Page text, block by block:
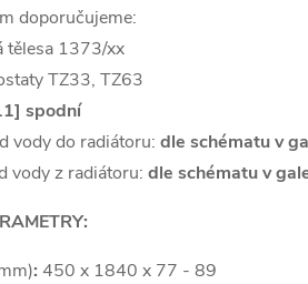
doporučujeme:
tělesa 1373/xx
TZ33, TZ63
spodní
vody do radiátoru: dle schématu v
vody z radiátoru: dle schématu v
: 450 x 1840 x 77 - 89